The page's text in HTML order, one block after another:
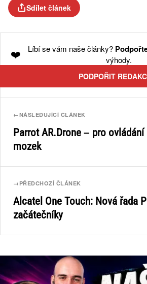
Sdílet článek
❤️ Líbí se vám naše články?
výhody.
PODPOŘIT
←NÁSLEDUJÍCÍ ČLÁNEK
Parrot AR.Drone – pro
mozek
→ PŘEDCHOZÍ ČLÁNEK
Alcatel One Touch: Nová řada
začátečníky